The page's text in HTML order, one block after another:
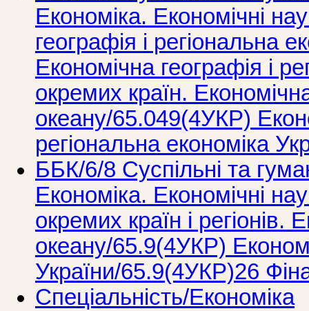
Економіка. Економічні
географія і регіональна
Економічна географія і
окремих країн.
океану/65.049(4УКР)
регіональна економіка
ББК/6/8 Суспільні та
Економіка. Економічні
окремих країн і регіонів.
океану/65.9(4УКР)
України/65.9(4УКР)26
Спеціальність/Економіка